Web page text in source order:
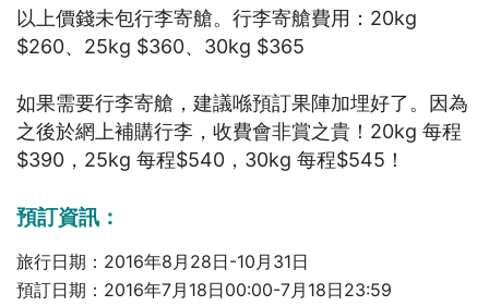
以上價錢未包行李寄艙。行李寄艙費用：20kg
$260、25kg $360、30kg $365
如果需要行李寄艙，建議喺預訂果陣加埋好了。因為
之後於網上補購行李，收費會非賞之貴！20kg 每程
$390，25kg 每程$540，30kg 每程$545！
預訂資訊：
旅行日期：2016年8月28日-10月31日
預訂日期：2016年7月18日00:00-7月18日23:59